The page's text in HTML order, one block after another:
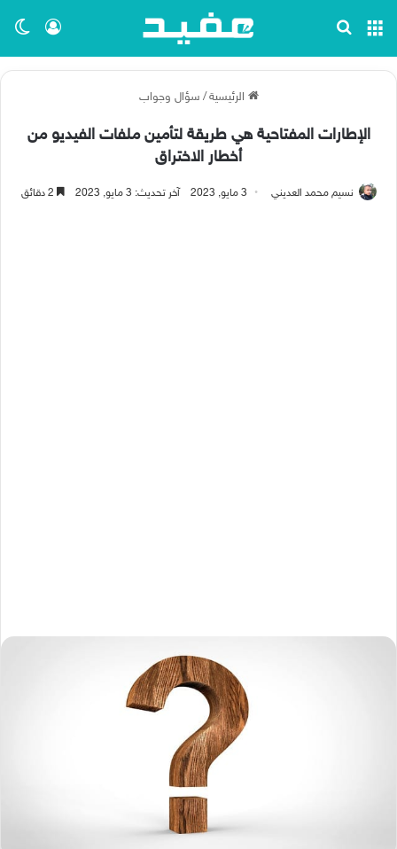
تسجيل القائمة
الرئيسية / سؤال وجواب
الإطارات المفتاحية هي طريقة لتأمين ملفات الفيديو من
أخطار الاختراق
نسيم محمد العديني 3 مايو, 2023 آخر تحديث: 3 مايو, 2023